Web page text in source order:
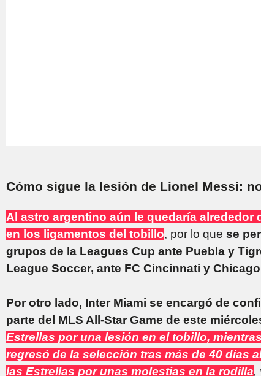
Cómo sigue la lesión de Lionel Messi:
Al astro argentino aún le quedaría alrededor
en los ligamentos del tobillo, por lo que se
grupos de la Leagues Cup ante Puebla y
League Soccer, ante FC Cincinnati y
Por otro lado, Inter Miami se encargó de
parte del MLS All-Star Game de este
Estrellas por una lesión en el tobillo,
regresó de la selección tras más de 40 días
las Estrellas por unas molestias en la rodilla,